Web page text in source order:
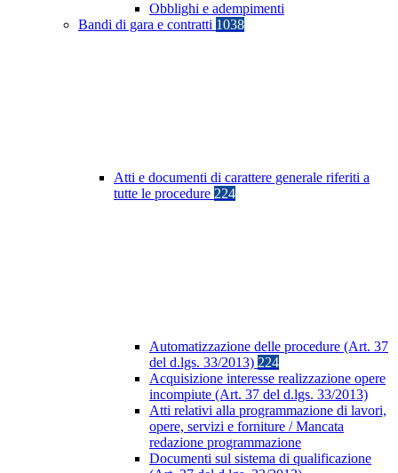
Obblighi e adempimenti
Bandi di gara e contratti 1038
Atti e documenti di carattere generale riferiti a
tutte le procedure 224
Automatizzazione delle procedure (Art. 37
del d.lgs. 33/2013) 224
Acquisizione interesse realizzazione opere
incompiute (Art. 37 del d.lgs. 33/2013)
Atti relativi alla programmazione di lavori,
opere, servizi e forniture / Mancata
redazione programmazione
Documenti sul sistema di qualificazione